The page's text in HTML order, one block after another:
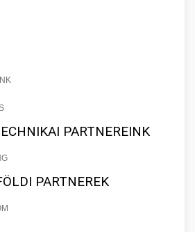
PARTNEREINK
PARTNEREK